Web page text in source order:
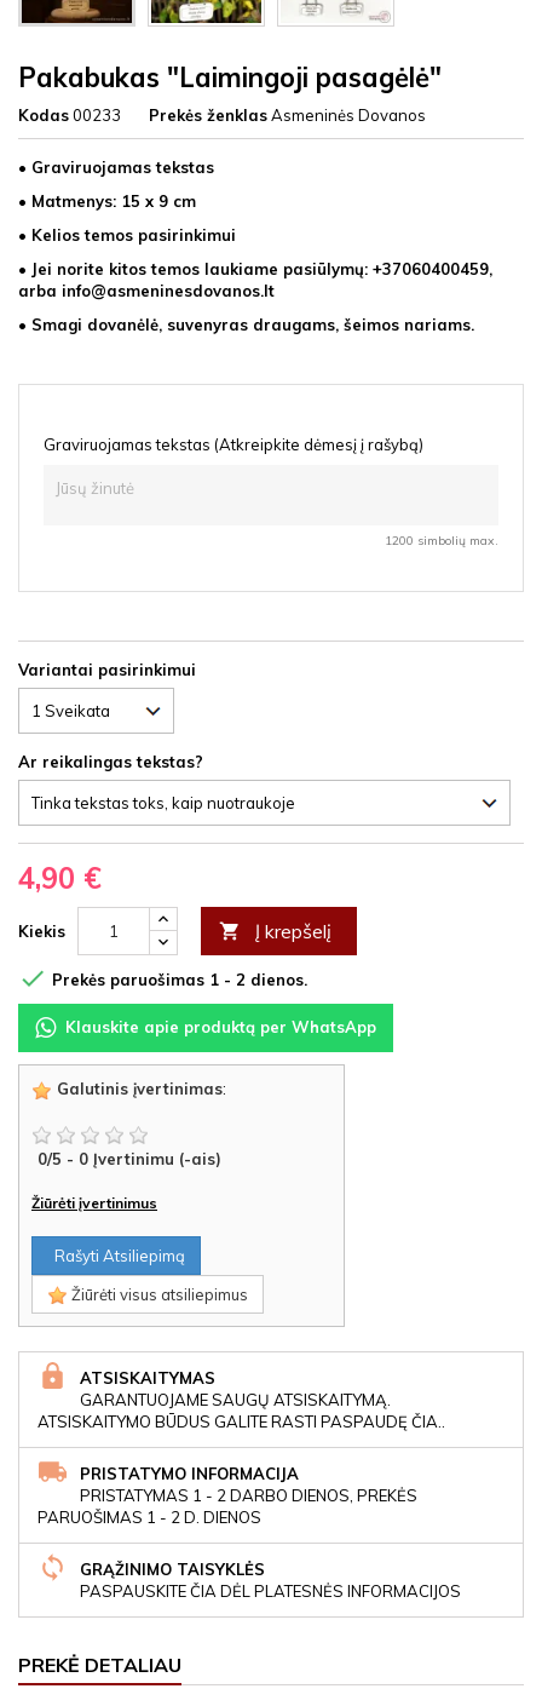
Pakabukas "Laimingoji pasagėlė"
Kodas00233 Prekės ženklasAsmeninės Dovanos
• Graviruojamas tekstas
• Matmenys: 15 x 9 cm
• Kelios temos pasirinkimui
• Jei norite kitos temos laukiame pasiūlymų: +37060400459,
arba info@asmeninesdovanos.lt
• Smagi dovanėlė, suvenyras draugams, šeimos nariams.
Graviruojamas tekstas (Atkreipkite dėmesį į rašybą)
1200 simbolių max.
Variantai pasirinkimui
Ar reikalingas tekstas?
4,90 €
Kiekis  Į krepšelį
 Prekės paruošimas 1 - 2 dienos.
Klauskite apie produktą per WhatsApp
Galutinis įvertinimas:
0/5 - 0 Įvertinimu (-ais)
Žiūrėti įvertinimus
Rašyti Atsiliepimą
Žiūrėti visus atsiliepimus
ATSISKAITYMAS
GARANTUOJAME SAUGŲ ATSISKAITYMĄ.
ATSISKAITYMO BŪDUS GALITE RASTI PASPAUDĘ ČIA..
PRISTATYMO INFORMACIJA
PRISTATYMAS 1 - 2 DARBO DIENOS, PREKĖS
PARUOŠIMAS 1 - 2 D. DIENOS
GRĄŽINIMO TAISYKLĖS
PASPAUSKITE ČIA DĖL PLATESNĖS INFORMACIJOS
PREKĖ DETALIAU